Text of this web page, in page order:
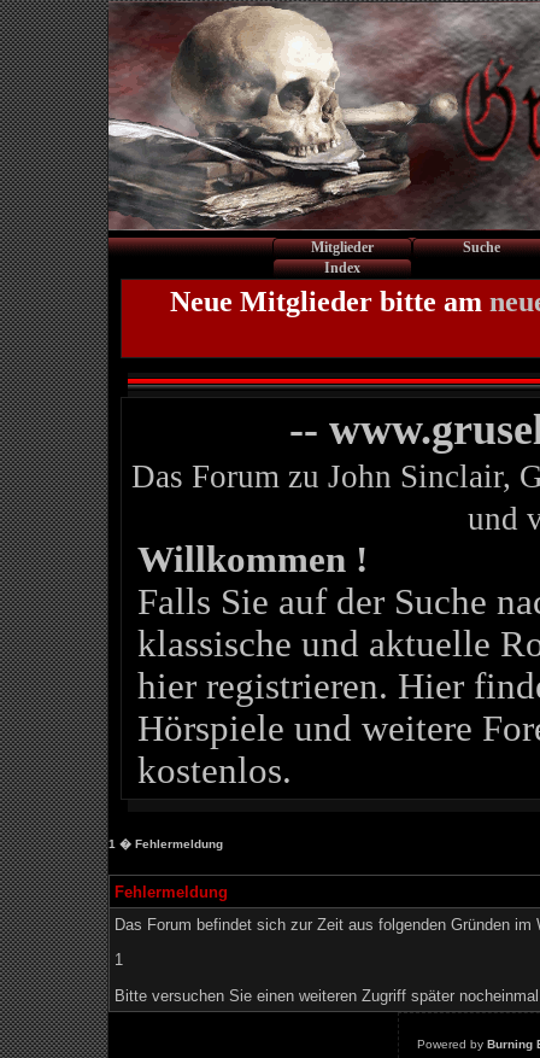
Mitglieder
Suche
Index
Neue Mitglieder bitte am
--
Das Forum zu John Sinclair,
und
Willkommen !
Falls Sie auf der Suche
klassische und aktuelle
hier registrieren. Hier
Hörspiele und weitere
kostenlos.
1 � Fehlermeldung
Fehlermeldung
Das Forum befindet sich zur Zeit aus folgenden Gründen im
1
Bitte versuchen Sie einen weiteren Zugriff später
Powered by Burning